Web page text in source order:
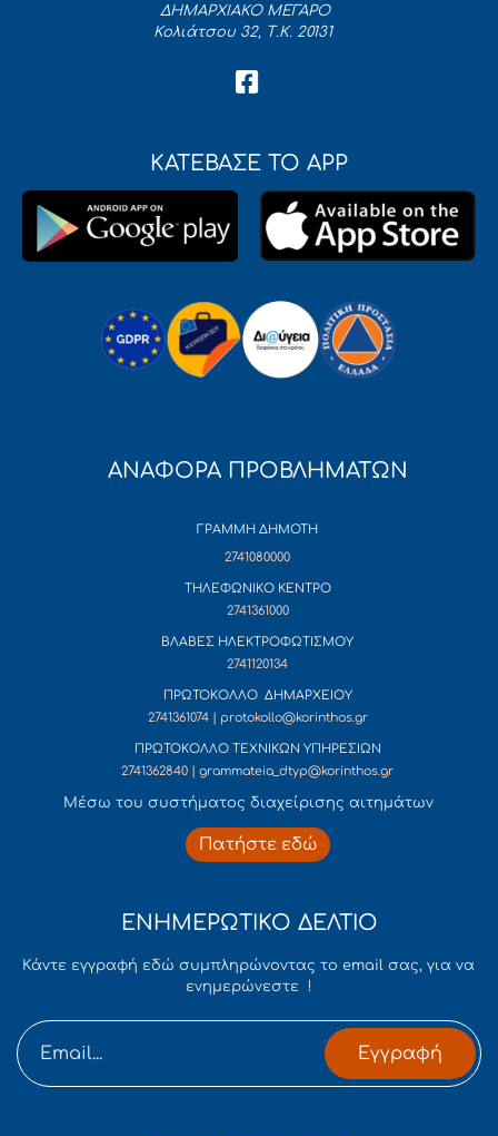
ΔΗΜΑΡΧΙΑΚΟ ΜΕΓΑΡΟ
Κολιάτσου 32, Τ.Κ. 20131
ΚΑΤΕΒΑΣΕ ΤΟ APP
ΑΝΑΦΟΡΑ ΠΡΟΒΛΗΜΑΤΩΝ
ΓΡΑΜΜΗ ΔΗΜΟΤΗ
2741080000
ΤΗΛΕΦΩΝΙΚΟ ΚΕΝΤΡΟ
2741361000
ΒΛΑΒΕΣ ΗΛΕΚΤΡΟΦΩΤΙΣΜΟΥ
2741120134
ΠΡΩΤΟΚΟΛΛΟ ΔΗΜΑΡΧΕΙΟΥ
2741361074 | protokollo@korinthos.gr
ΠΡΩΤΟΚΟΛΛΟ ΤΕΧΝΙΚΩΝ ΥΠΗΡΕΣΙΩΝ
2741362840 | grammateia_dtyp@korinthos.gr
Mέσω του συστήματος διαχείρισης αιτημάτων
Πατήστε εδώ
ΕΝΗΜΕΡΩΤΙΚΟ ΔΕΛΤΙΟ
Κάντε εγγραφή εδώ συμπληρώνοντας το email σας, για να
ενημερώνεστε !
Εγγραφή